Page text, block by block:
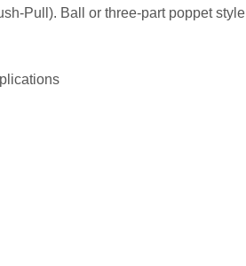
Pull). Ball or three-part poppet